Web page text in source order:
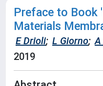
Preface to Book
Materials
E Drioli; L Giorno; A
2019